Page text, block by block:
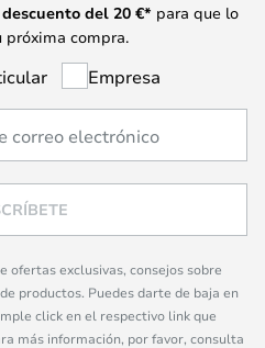
del 20 €* para que lo
próxima compra.
Empresa
ofertas exclusivas, consejos sobre
productos. Puedes darte de baja en
click en el respectivo link que
más información, por favor, consulta